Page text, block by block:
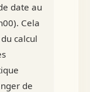
date au
Cela
calcul
de